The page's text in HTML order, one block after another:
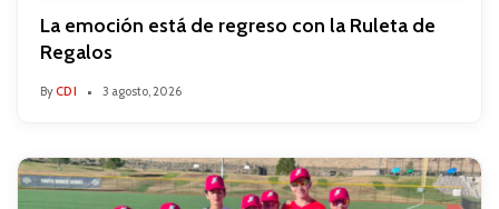
La emoción está de regreso con la Ruleta de
Regalos
ByCDI 3 agosto, 2026